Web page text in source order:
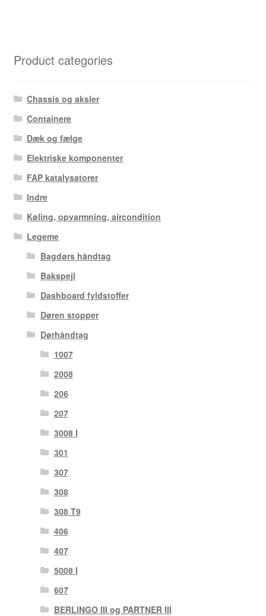
Product categories
Chassis og aksler
Containere
Dæk og fælge
Elektriske komponenter
FAP katalysatorer
Indre
Køling, opvarmning, aircondition
Legeme
Bagdørs håndtag
Bakspejl
Dashboard fyldstoffer
Døren stopper
Dørhåndtag
1007
2008
206
207
3008 I
301
307
308
308 T9
406
407
5008 I
607
BERLINGO III og PARTNER III